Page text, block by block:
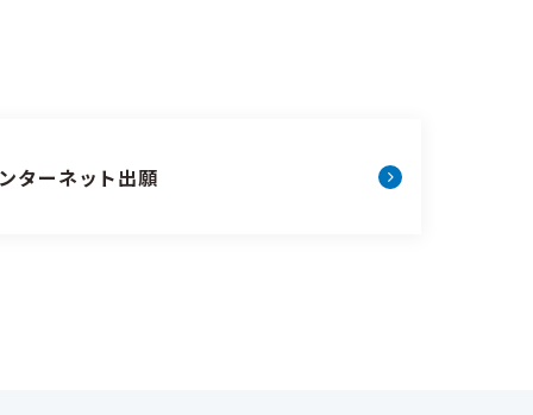
ターネット出願